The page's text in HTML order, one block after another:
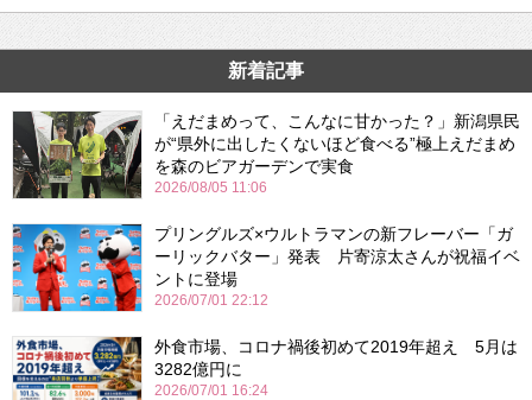
新着記事
「えだまめって、こんなに甘かった？」新潟県民
が“県外に出したくないほど食べる”極上えだまめ
を森のビアガーデンで実食
2026/08/05 11:06
プリングルズ×ウルトラマンの新フレーバー「ガ
ーリックバター」発表 片寄涼太さんが祝福イベ
ントに登場
2026/07/01 22:12
外食市場、コロナ禍後初めて2019年超え 5月は
3282億円に
2026/07/01 16:24